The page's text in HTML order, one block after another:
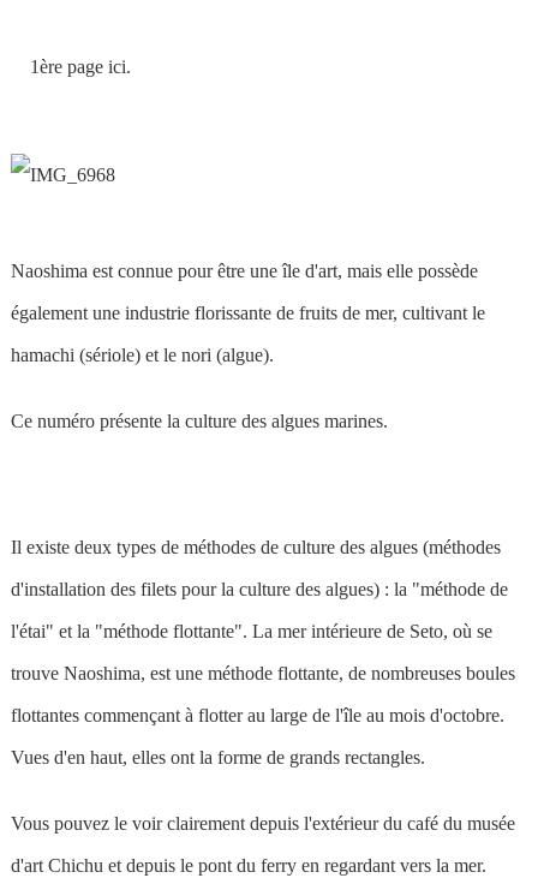
1ère page ici.
Naoshima est connue pour être une île d'art, mais elle possède
également une industrie florissante de fruits de mer, cultivant le
hamachi (sériole) et le nori (algue).
Ce numéro présente la culture des algues marines.
Il existe deux types de méthodes de culture des algues (méthodes
d'installation des filets pour la culture des algues) : la "méthode de
l'étai" et la "méthode flottante". La mer intérieure de Seto, où se
trouve Naoshima, est une méthode flottante, de nombreuses boules
flottantes commençant à flotter au large de l'île au mois d'octobre.
Vues d'en haut, elles ont la forme de grands rectangles.
Vous pouvez le voir clairement depuis l'extérieur du café du musée
d'art Chichu et depuis le pont du ferry en regardant vers la mer.